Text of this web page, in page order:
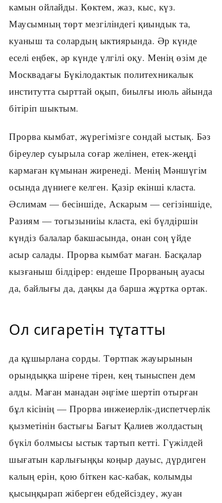
камын ойлайды. Көктем, жаз, кыс, күз.
Маусымның төрт мезгіліндегі қиындык та,
куаныш та солардың ыктиярында. Әр күнде
еселі еңбек, әр күнде үлгілі оқу. Менің өзім де
Москвадағы Бүкілодактык политехникалык
институтта сырттай оқып, биылғы июль айында
бітіріп шыктым.
Прорва кымбат, жүрегімізге сондай ыстық. Бәз
біреулер суырыла соғар желінен, етек-жеңді
кармаған күмынан жиренеді. Менің Мәншүгім
осында дүниеге келген. Қазір екінші класта.
Әслимам — бесіншіде, Аскарым — сегізіншіде,
Разиям — тогызыниіы класта, екі бүлдіршін
күндіз балалар бакшасында, онан соң үйде
асыр салады. Прорва кымбат маған. Басқалар
кызғаныш білдірер: ендеше Прорваның ауасы
да, байлығы да, даңкы да барша жұртка ортак.
Ол сигаретін тұтатты
да құшырлана сорды. Төртпак жауырынын
орындықка шірене тірен, кең тыныспен дем
алды. Маған манадан әңгіме шертіп отырған
бұл кісінің — Прорва инжеиерлік-диспетчерлік
қызметінін бастығы Бағыт Қалиев жолдастың
бүкіл болмысы ыстык тартып кетті. Гүжілдей
шығатын карлығыңқы коңыр дауыс, дүрдиген
калың ерін, қою біткен кас-кабак, колымды
қысыңқырап жіберген ебдейсіздеу, жуан